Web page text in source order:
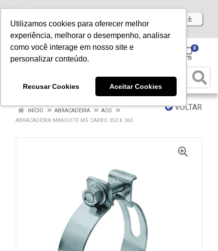
Utilizamos cookies para oferecer melhor
experiência, melhorar o desempenho, analisar
como você interage em nosso site e
personalizar conteúdo.
Recusar Cookies Aceitar Cookies
Baixe já nosso APP
0
VOLTAR
INÍCIO ABRACADEIRA
ACO
ABRACADEIRA MANGOTE MS CARBO 353 X 365